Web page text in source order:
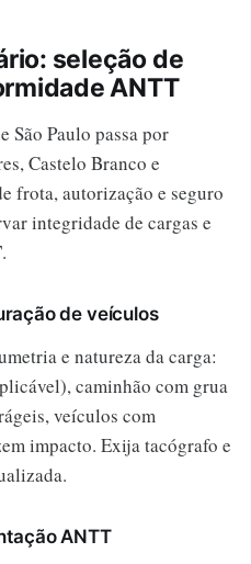
seleção de
ANTT
São Paulo passa por
Castelo Branco e
frota, autorização e seguro
integridade de cargas e
.
de veículos
e natureza da carga:
caminhão com grua
veículos com
impacto. Exija tacógrafo e
ANTT